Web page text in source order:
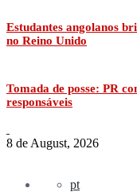
Estudantes angolanos
no Reino Unido
Tomada de posse: PR
responsáveis
8 de August, 2026
pt